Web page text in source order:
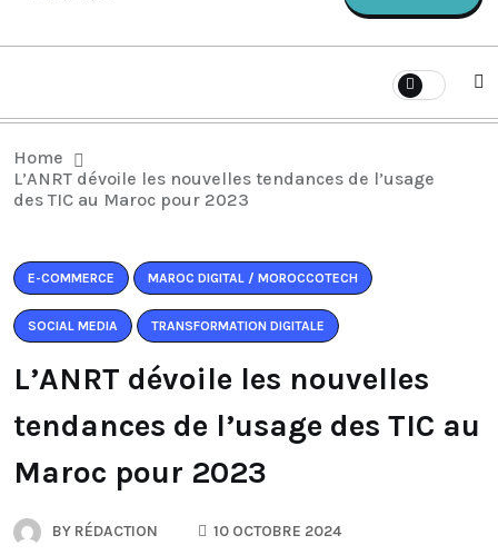
Home
L’ANRT dévoile les nouvelles tendances de l’usage
des TIC au Maroc pour 2023
E-COMMERCE MAROC DIGITAL / MOROCCOTECH
SOCIAL MEDIA TRANSFORMATION DIGITALE
L’ANRT dévoile les nouvelles
tendances de l’usage des TIC au
Maroc pour 2023
BY RÉDACTION
10 OCTOBRE 2024